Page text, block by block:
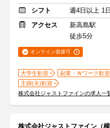
シフト
週4日以上 1
アクセス
新高島駅
徒歩5分
オンライン面接可
大学生歓迎 副業・Ｗワーク歓迎
主婦(夫)歓迎
株式会社ジャストファインの求人一
株式会社ジャストファイン（